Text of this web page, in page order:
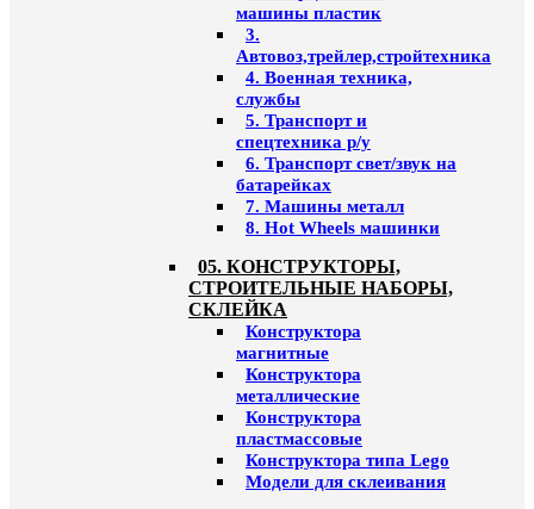
машины пластик
3.
Автовоз,трейлер,стройтехника
4. Военная техника,
службы
5. Транспорт и
спецтехника р/у
6. Транспорт свет/звук на
батарейках
7. Машины металл
8. Hot Wheels машинки
05. КОНСТРУКТОРЫ,
СТРОИТЕЛЬНЫЕ НАБОРЫ,
СКЛЕЙКА
Конструктора
магнитные
Конструктора
металлические
Конструктора
пластмассовые
Конструктора типа Lego
Модели для склеивания